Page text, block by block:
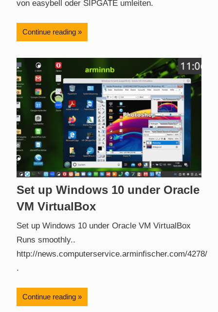
von easybell oder SIPGATE umleiten.
Continue reading
Set up Windows 10 under Oracle
VM VirtualBox
Set up Windows 10 under Oracle VM VirtualBox
Runs smoothly..
http://news.computerservice.arminfischer.com/4278/
.
Continue reading